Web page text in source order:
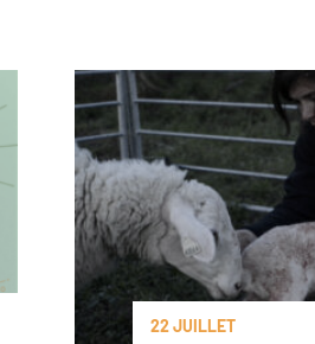
22 JUILLET